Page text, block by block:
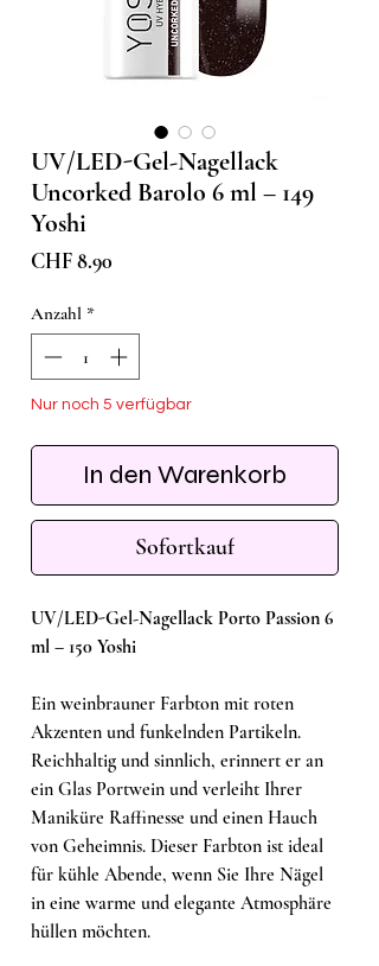
UV/LED-Gel-Nagellack
Uncorked Barolo 6 ml – 149
Yoshi
CHF 8.90
Anzahl *
Nur noch 5 verfügbar
In den Warenkorb
Sofortkauf
UV/LED-Gel-Nagellack Porto Passion 6
ml – 150 Yoshi
Ein weinbrauner Farbton mit roten
Akzenten und funkelnden Partikeln.
Reichhaltig und sinnlich, erinnert er an
ein Glas Portwein und verleiht Ihrer
Maniküre Raffinesse und einen Hauch
von Geheimnis. Dieser Farbton ist ideal
für kühle Abende, wenn Sie Ihre Nägel
in eine warme und elegante Atmosphäre
hüllen möchten.